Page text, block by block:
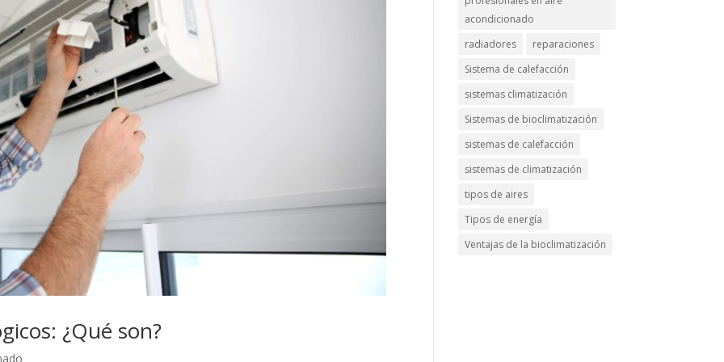
¿Qué son?
acondicionado
radiadores
reparaciones
Sistema de calefacción
sistemas climatización
Sistemas de bioclimatización
sistemas de calefacción
sistemas de climatización
tipos de aires
Tipos de energía
Ventajas de la bioclimatización